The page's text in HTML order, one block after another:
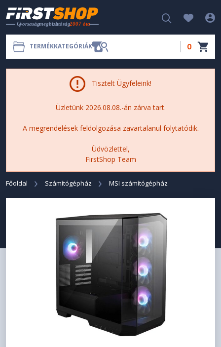
TERMÉKKATEGÓRIÁK 0
Tisztelt Ügyfeleink!
Üzletünk 2026.08.08.-án zárva tart.
A megrendelések feldolgozása zavartalanul folytatódik.
Üdvözlettel,
FirstShop Team
Főoldal Számítógépház MSI számítógépház